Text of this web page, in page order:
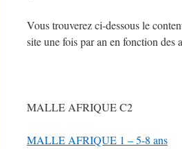
Vous trouverez ci-dessous le
site une fois par an en fonction des
MALLE AFRIQUE C2
MALLE AFRIQUE 1 – 5-8 ans